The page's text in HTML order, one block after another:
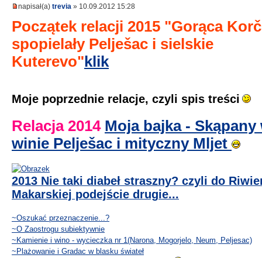
napisał(a) trevia » 10.09.2012 15:28
Początek relacji 2015 "Gorąca
spopielały Pelješac i sielskie
Kuterevo"klik
Moje poprzednie relacje, czyli spis treści
Relacja 2014 Moja bajka - Skąpany
winie Pelješac i mityczny Mljet
2013 Nie taki diabeł straszny? czyli do
Makarskiej podejście drugie...
~Oszukać przeznaczenie...?
~O Zaostrogu subiektywnie
~Kamienie i wino - wycieczka nr 1(Narona, Mogorjelo, Neum, Peljesac)
~Plażowanie i Gradac w blasku świateł